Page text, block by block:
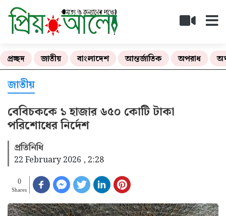
প্রচ্ছদ জাতীয় বাংলাদেশ আন্তর্জাতিক অপরাধ
জাতীয়
বেবিচককে ১ হাজার ৬৫০ কোটি টাকা
পরিশোধের নির্দেশ
প্রতিনিধি
22 February 2026 , 2:28
0
Shares